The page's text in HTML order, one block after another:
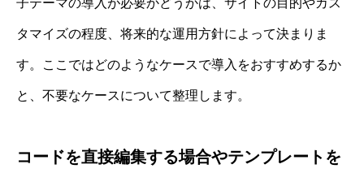
子テーマの導入が必要かどうかは、サイトの目的やカス
タマイズの程度、将来的な運用方針によって決まりま
す。ここではどのようなケースで導入をおすすめするか
と、不要なケースについて整理します。
コードを直接編集する場合やテンプレートを